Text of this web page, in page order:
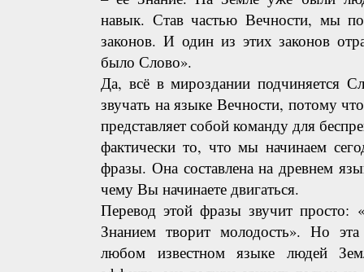
навык. Став частью Вечности, мы
законов. И один из этих законов
было Слово».
Да, всё в мироздании подчиняется
звучать на языке Вечности, потому
представляет собой команду для
фактически то, что мы начинаем
фразы. Она составлена на древнем
чему Вы начинаете двигаться.
Перевод этой фразы звучит просто:
Знанием творит молодость». Но
любом известном языке людей